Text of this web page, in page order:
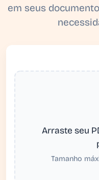
em seus
Arraste seu
Tamanho